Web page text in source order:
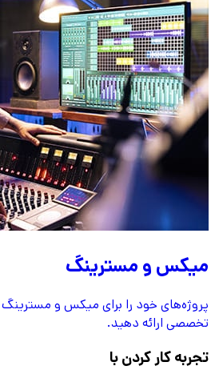
میکس و مسترینگ
پروژه‌های خود را برای میکس و
تخصصی ارائه دهید.
تجربه کار کردن با